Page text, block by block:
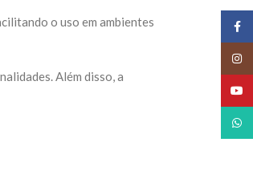
o uso em ambientes
Além disso, a